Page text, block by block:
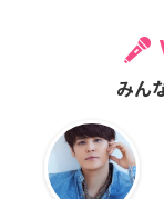
月刊 コミック
価格：550円(税込)
発売日：2020年12
▼ご予約・ご購
みん